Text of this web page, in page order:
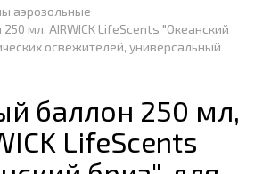
аэрозольные
мл, AIRWICK LifeScents "Океанский
освежителей, универсальный
баллон 250 мл,
LifeScents